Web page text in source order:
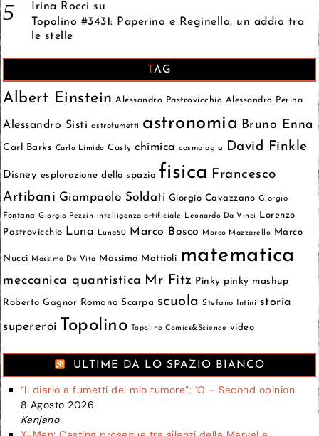
Irina Rocci su
Topolino #3431: Paperino e Reginella, un addio tra
le stelle
TAG
Albert Einstein Alessandro Pastrovicchio Alessandro Perina
Alessandro Sisti astrofumetti astronomia Bruno Enna
Carl Barks Carlo Limido Casty chimica cosmologia David Finkle
Disney esplorazione dello spazio fisica Francesco
Artibani Giampaolo Soldati Giorgio Cavazzano Giorgio
Fontana Giorgio Pezzin intelligenza artificiale Leonardo Da Vinci
Lorenzo
Pastrovicchio
Luna Luna50 Marco Bosco Marco Mazzarello Marco
Nucci Massimo De Vita Massimo Mattioli matematica
meccanica quantistica Mr Fitz Pinky pinky mashup
Roberto Gagnor Romano Scarpa scuola Stefano Intini storia
supereroi Topolino Topolino Comics&Science video
ULTIME DA LO SPAZIO BIANCO
“Il diario a fumetti del mio tumore”: 10 – Second opinion
8 Agosto 2026
Kanjano